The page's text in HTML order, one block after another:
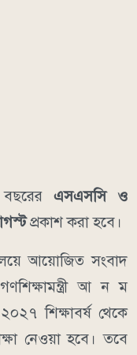
এসএসসি ও
প্রকাশ করা হবে।
আয়োজিত সংবাদ
আ ন ম
শিক্ষাবর্ষ থেকে
নেওয়া হবে। তবে